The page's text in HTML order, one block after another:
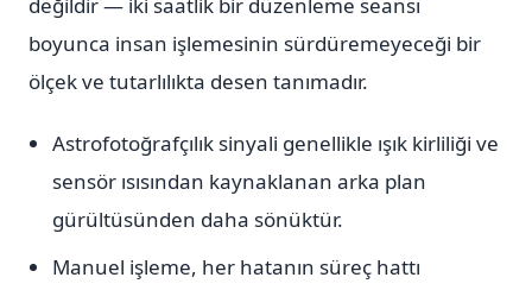
boyunca insan işlemesinin sürdüremeyeceği bir
ölçek ve tutarlılıkta desen tanımadır.
Astrofotoğrafçılık sinyali genellikle ışık kirliliği ve
sensör ısısından kaynaklanan arka plan
gürültüsünden daha sönüktür.
Manuel işleme, her hatanın süreç hattı